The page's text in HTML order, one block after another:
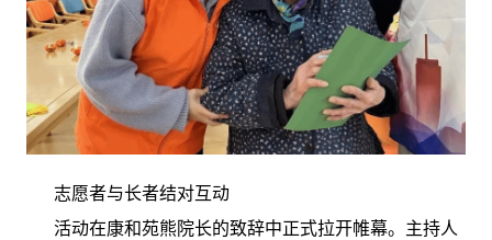
志愿者与长者结对互动
活动在康和苑熊院长的致辞中正式拉开帷幕。主持人